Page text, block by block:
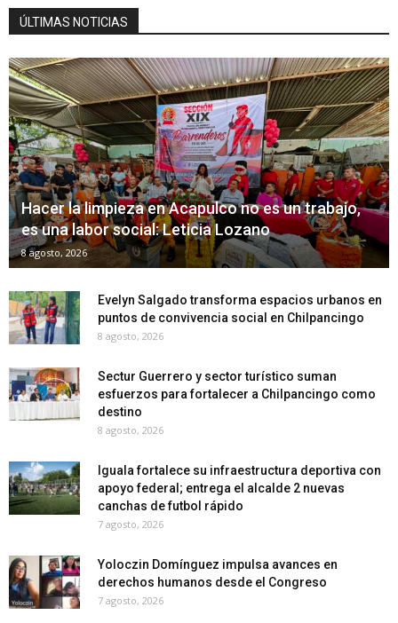
ÚLTIMAS NOTICIAS
Hacer la limpieza en Acapulco no es un trabajo,
es una labor social: Leticia Lozano
8 agosto, 2026
Evelyn Salgado transforma espacios urbanos en
puntos de convivencia social en Chilpancingo
8 agosto, 2026
Sectur Guerrero y sector turístico suman
esfuerzos para fortalecer a Chilpancingo como
destino
8 agosto, 2026
Iguala fortalece su infraestructura deportiva con
apoyo federal; entrega el alcalde 2 nuevas
canchas de futbol rápido
7 agosto, 2026
Yoloczin Domínguez impulsa avances en
derechos humanos desde el Congreso
7 agosto, 2026